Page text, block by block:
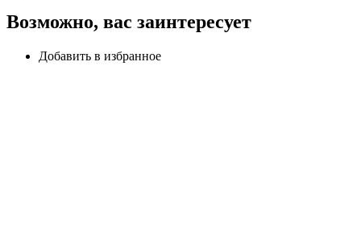
Возможно, вас заинтересует
Добавить в избранное